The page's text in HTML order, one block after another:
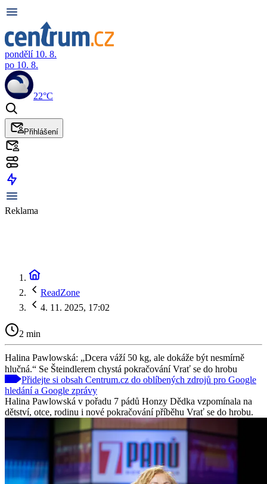
pondělí 10. 8.
po 10. 8.
22°C
Přihlášení
Reklama
ReadZone
4. 11. 2025, 17:02
2 min
Halina Pawlowská: „Dcera váží 50 kg, ale dokáže být nesmírně
hlučná.“ Se Šteindlerem chystá pokračování Vrať se do hrobu
Přidejte si obsah Centrum.cz do oblíbených zdrojů pro Google
hledání a Google zprávy
Halina Pawlowská v pořadu 7 pádů Honzy Dědka vzpomínala na
dětství, otce, rodinu i nové pokračování příběhu Vrať se do hrobu.